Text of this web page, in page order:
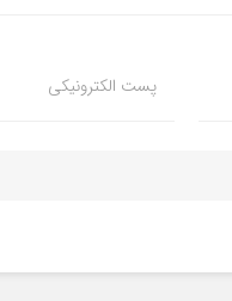
پست الکترونیکی